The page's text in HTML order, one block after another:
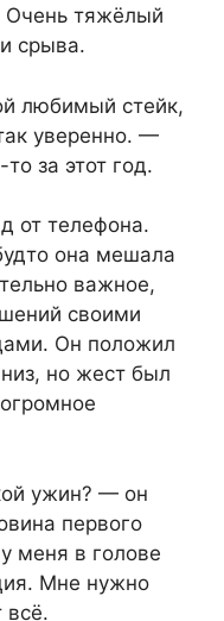
Очень тяжёлый
срыва.
любимый стейк,
уверенно. —
за этот год.
от телефона.
она мешала
важное,
своими
Он положил
но жест был
ужин? — он
первого
меня в голове
Мне нужно
всё.